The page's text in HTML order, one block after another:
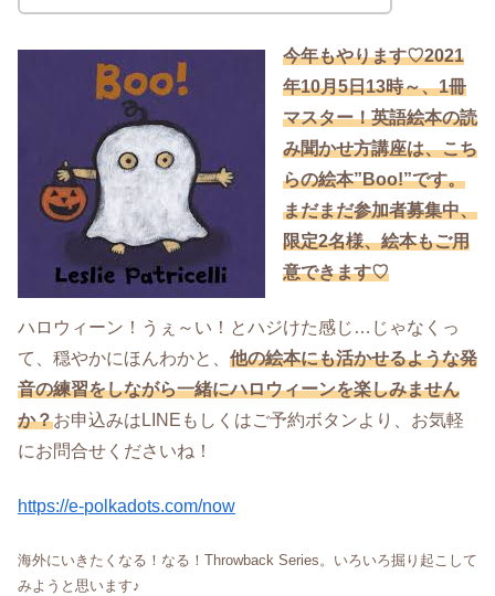
今年もやります♡2021
年10月5日13時～、1冊
マスター！英語絵本の読
み聞かせ方講座は、こち
らの絵本”Boo!”です。
まだまだ参加者募集中、
限定2名様、絵本もご用
意できます♡
ハロウィーン！うぇ～い！とハジけた感じ…じゃなくっ
て、穏やかにほんわかと、 他の絵本にも活かせるような発
音の練習をしながら一緒にハロウィーンを楽しみません
か？お申込みはLINEもしくはご予約ボタンより、お気軽
にお問合せくださいね！
https://e-polkadots.com/now
海外にいきたくなる！なる！Throwback Series。いろいろ掘り起こして
みようと思います♪